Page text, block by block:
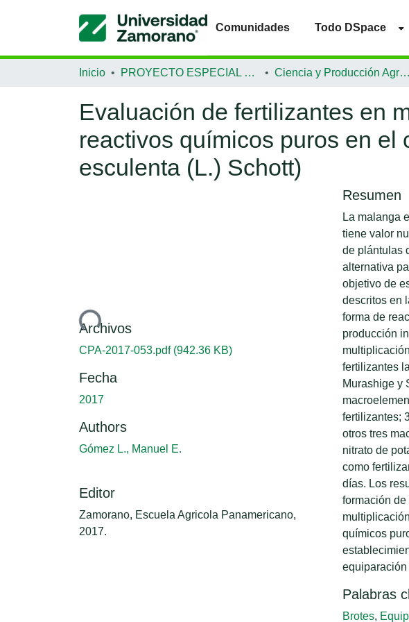
Comunidades Todo DSpace
Inicio PROYECTO ESPECIAL DE GRADUACIÓN Ciencia y Producción Agropecuaria
Evaluación de fertilizantes en
reactivos químicos puros en
esculenta (L.) Schott)
Cargando...Archivos
CPA-2017-053.pdf (942.36 KB)
Fecha
2017
Authors
Gómez L., Manuel E.
Editor
Zamorano, Escuela Agricola Panamericano,
2017.
Resumen
La malanga
tiene valor
de plántulas
alternativa
objetivo de
descritos en
forma de
producción
fertilizantes
Murashige y
fertilizantes;
otros tres
nitrato de
como
días. Los
formación
químicos
equiparación
Palabras
Brotes,